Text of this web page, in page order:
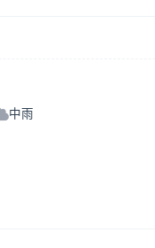
中雨